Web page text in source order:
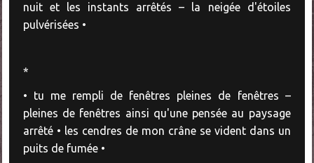
nuit et les instants arrêtés – la neigée d'étoiles
pulvérisées •
*
• tu me rempli de fenêtres pleines de fenêtres –
pleines de fenêtres ainsi qu'une pensée au paysage
arrêté • les cendres de mon crâne se vident dans un
puits de fumée •